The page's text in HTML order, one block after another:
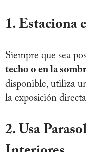
1. Estaciona
Siempre que sea
techo o en la
disponible, utiliza
la exposición
2. Usa